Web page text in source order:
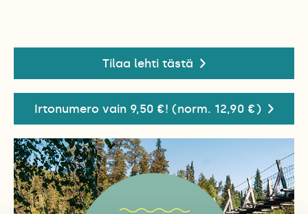
Tilaa lehti tästä
Irtonumero vain 9,50 €! (norm. 12,90 €)